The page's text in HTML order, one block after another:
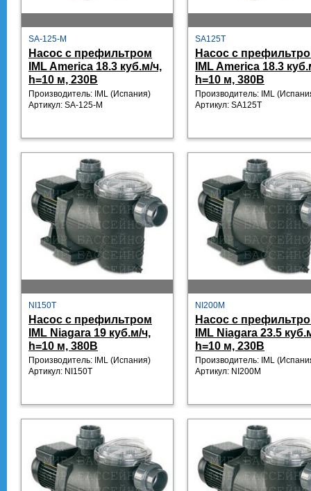
SA-125-M
Насос с префильтром
IML America 18.3 куб.м/ч,
h=10 м, 230В
Производитель: IML (Испания)
Артикул: SA-125-M
SA125T
Насос с
IML America 18.3
h=10 м, 380В
Производитель: IML
Артикул: SA125T
NI150T
Насос с префильтром
IML Niagara 19 куб.м/ч,
h=10 м, 380В
Производитель: IML (Испания)
Артикул: NI150T
NI200M
Насос с
IML Niagara 23.5
h=10 м, 230В
Производитель: IML
Артикул: NI200M